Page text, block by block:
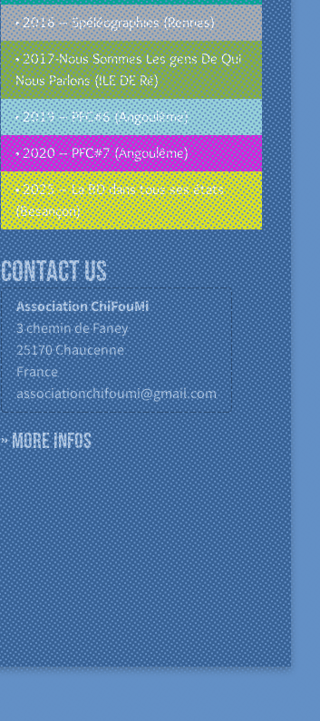
• 2016 – Spéléographies (Rennes)
• 2017-Nous Sommes Les gens De Qui
Nous Parlons (ILE DE Ré)
• 2019 – PFC#6 (Angoulême)
• 2020 – PFC#7 (Angoulême)
• 2025 – La BD dans tous ses états
(Besançon)
Contact us
Association ChiFouMi
3 chemin de Faney
25170Chaucenne
France
associationchifoumi@gmail.com
» More infos